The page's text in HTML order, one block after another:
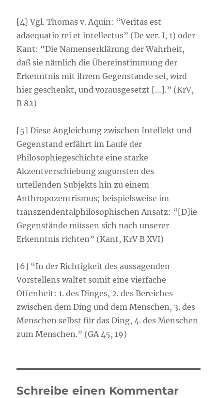
[4] Vgl. Thomas v. Aquin: “Veritas est
adaequatio rei et intellectus” (De ver. I, 1) oder
Kant: “Die Namenserklärung der Wahrheit,
daß sie nämlich die Übereinstimmung der
Erkenntnis mit ihrem Gegenstande sei, wird
hier geschenkt, und vorausgesetzt […].” (KrV,
B 82)
[5] Diese Angleichung zwischen Intellekt und
Gegenstand erfährt im Laufe der
Philosophiegeschichte eine starke
Akzentverschiebung zugunsten des
urteilenden Subjekts hin zu einem
Anthropozentrismus; beispielsweise im
transzendentalphilosophischen Ansatz: “[D]ie
Gegenstände müssen sich nach unserer
Erkenntnis richten” (Kant, KrV B XVI)
[6] “In der Richtigkeit des aussagenden
Vorstellens waltet somit eine vierfache
Offenheit: 1. des Dinges, 2. des Bereiches
zwischen dem Ding und dem Menschen, 3. des
Menschen selbst für das Ding, 4. des Menschen
zum Menschen.” (GA 45, 19)
Schreibe einen Kommentar